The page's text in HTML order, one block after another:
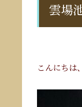
雲場
こんにちは